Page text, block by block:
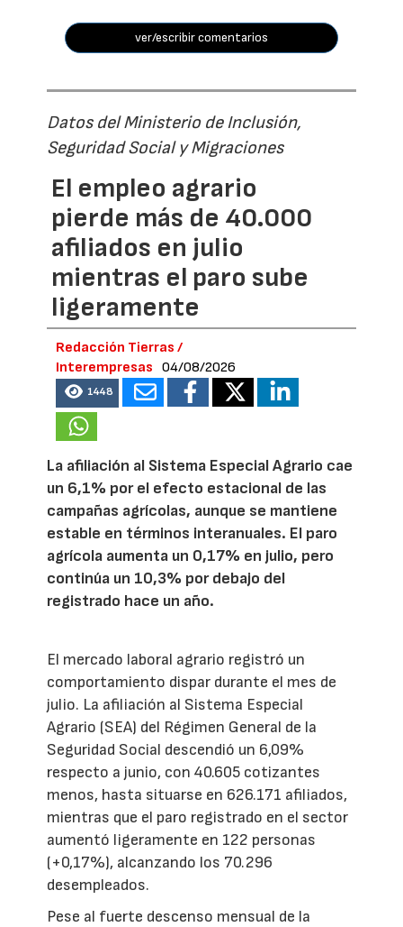
ver/escribir comentarios
Datos del Ministerio de Inclusión,
Seguridad Social y Migraciones
El empleo agrario
pierde más de 40.000
afiliados en julio
mientras el paro sube
ligeramente
Redacción Tierras /
Interempresas
04/08/2026
1448
La afiliación al Sistema Especial Agrario cae
un 6,1% por el efecto estacional de las
campañas agrícolas, aunque se mantiene
estable en términos interanuales. El paro
agrícola aumenta un 0,17% en julio, pero
continúa un 10,3% por debajo del
registrado hace un año.
El mercado laboral agrario registró un
comportamiento dispar durante el mes de
julio. La afiliación al Sistema Especial
Agrario (SEA) del Régimen General de la
Seguridad Social descendió un 6,09%
respecto a junio, con 40.605 cotizantes
menos, hasta situarse en 626.171 afiliados,
mientras que el paro registrado en el sector
aumentó ligeramente en 122 personas
(+0,17%), alcanzando los 70.296
desempleados.
Pese al fuerte descenso mensual de la